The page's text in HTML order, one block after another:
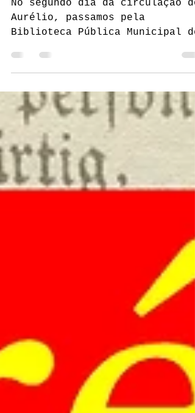
Ibirama
No segundo dia da circulação do
Aurélio, passamos pela
fizemos uma sessão...